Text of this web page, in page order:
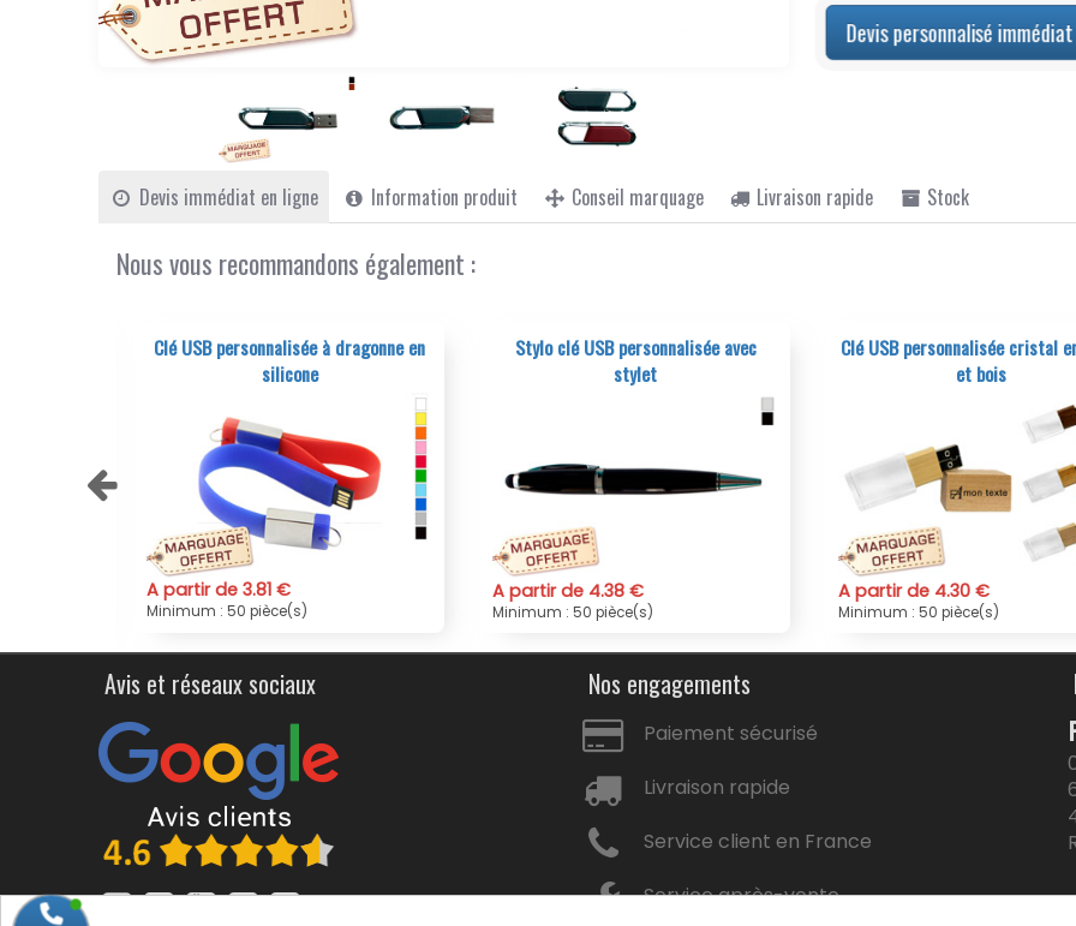
Devis personnalisé
Devis immédiat en ligne Information produit Conseil marquage Livraison rapide Stock
Nous vous recommandons également :
à dragonne en
Stylo clé USB personnalisée avec
A partir de 4.38 €
Minimum : 50 pièce(s)
Clé USB personnalisée cristal en verre
A partir de 4.30 €
Minimum : 50 pièce(s)
Clé USB
d'une clef
A partir de 3.11 €
Minimum : 50
Avis et réseaux sociaux Nos engagements
Paiement sécurisé
Livraison rapide
Service client en France
Service après-vente